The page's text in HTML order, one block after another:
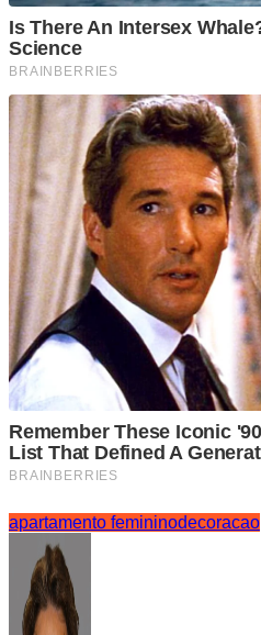
apartamento femininodecoracao